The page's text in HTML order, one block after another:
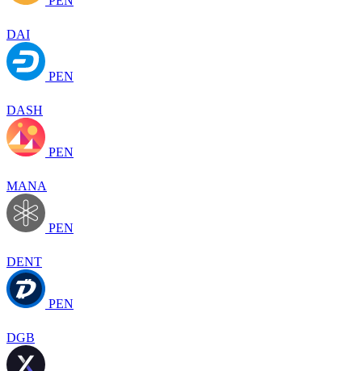
DAI
PEN
DASH
PEN
MANA
PEN
DENT
PEN
DGB